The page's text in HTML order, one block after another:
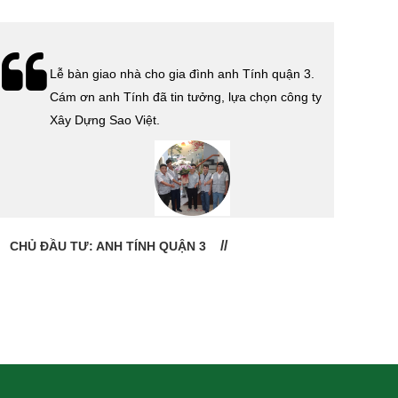
Lễ bàn giao nhà cho gia đình anh Tính quận 3.
Cám ơn anh Tính đã tin tưởng, lựa chọn công ty
Xây Dựng Sao Việt.
CHỦ ĐẦU TƯ: ANH TÍNH QUẬN 3